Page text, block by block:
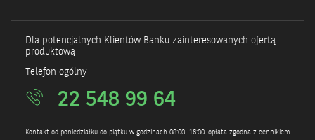
nowym
Dla potencjalnych Klientów Banku zainteresowanych ofertą
produktową
Telefon ogólny
22 548 99 64
Kontakt od poniedziałku do piątku w godzinach 08:00–16:00, opłata zgodna z cennikiem